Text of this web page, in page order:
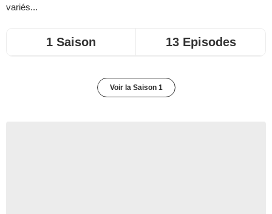
variés...
1 Saison 13 Episodes
Voir la Saison 1